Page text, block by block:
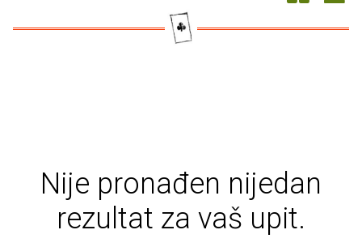
Nije pronađen nijedan
rezultat za vaš upit.